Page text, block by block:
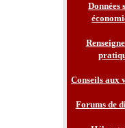
Données
Conseils aux
Forums de